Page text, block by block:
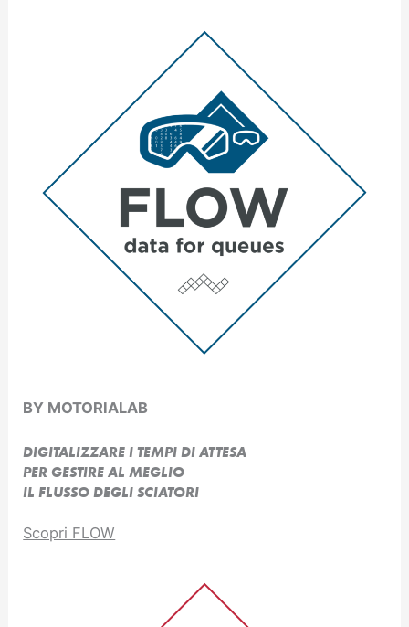
BY MOTORIALAB
DIGITALIZZARE I TEMPI DI ATTESA
PER GESTIRE AL MEGLIO
IL FLUSSO DEGLI SCIATORI
Scopri FLOW